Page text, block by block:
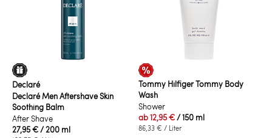
Declaré
Declaré Men Aftershave Skin
Soothing Balm
After Shave
27,95 €/ 200 ml
Tommy Hilfiger Tommy Body
Wash
Shower
ab12,95 €/ 150 ml
86,33 € / Liter